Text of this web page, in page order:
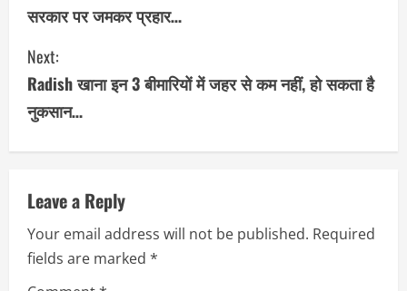
n
t
i
n
e
R
सरकार पर जमकर प्रहार…
Next:
Radish खाना इन 3 बीमारियों में जहर से कम नहीं, हो सकता है
नुकसान…
Leave a Reply
Your email address will not be published. Required
fields are marked *